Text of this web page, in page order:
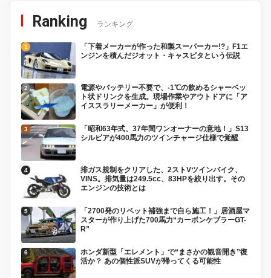
Ranking ランキング
「下着メーカーが作った和製スーパーカー!?」F1エ
ンジンを積んだジオット・キャスピタという伝説
電源やバッテリー不要で、-1℃の飲めるシャーベッ
ト状ドリンクを生成。現場作業やアウトドアに「ア
イススラリーメーカー」が便利！
「昭和63年式、37年間ワンオーナーの意地！」S13
シルビアが400馬力のツインチャージ仕様で覚醒
排ガス規制をクリアした、2ストVツインバイク、
VINS。排気量は249.5cc、83HPを絞り出す。その
エンジンの技術とは
「2700発のリベット補強まで自ら施工！」居酒屋マ
スターが作り上げた700馬力“カーボンケブラーGT-
R”
ホンダ新型「エレメント」で“まさかの観音開き”復
活か？ あの個性派SUVが帰ってくる可能性